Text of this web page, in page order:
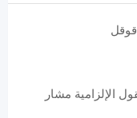
الإلزامية مشار